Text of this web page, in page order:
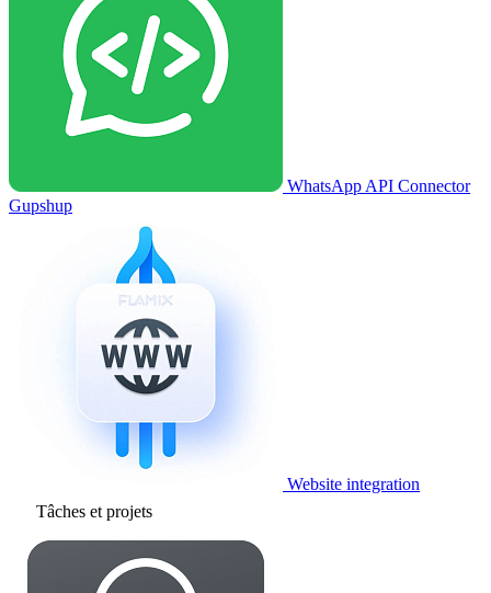
WhatsApp API Connector
Gupshup
Website integration
Tâches et projets